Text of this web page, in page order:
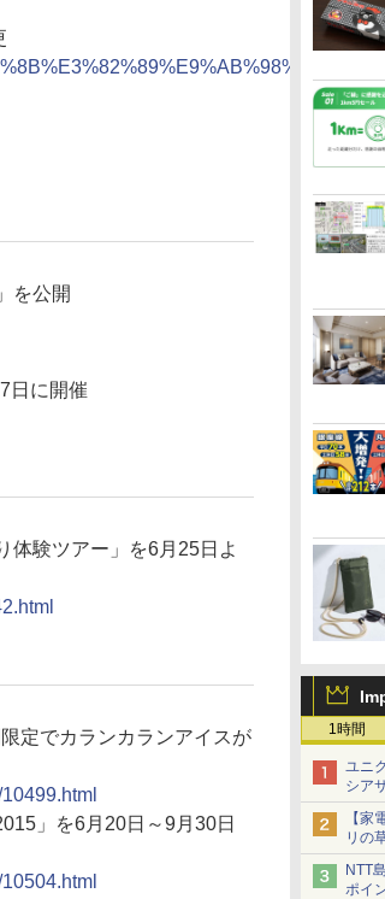
1時間
ユニ
シア
ショ
【家
リの
NTT
ポイ
を公開
日に開催
体験ツアー」を6月25日よ
定でカランカランアイスが
」を6月20日～9月30日